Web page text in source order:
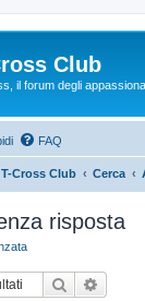
Club
il forum degli
FAQ
T-Cross Club Cerca
risposta
Cerca